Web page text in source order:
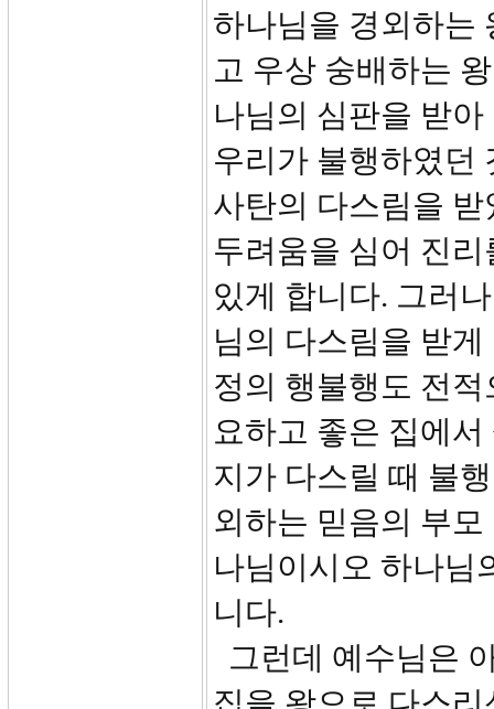
하나님을 경외하는
고 우상 숭배하는
나님의 심판을 받
우리가 불행하였던
사탄의 다스림을
두려움을 심어 진
있게 합니다. 그러
님의 다스림을 받
정의 행불행도 전
요하고 좋은 집에
지가 다스릴 때 불
외하는 믿음의 부
나님이시오 하나님
니다.
그런데 예수님은